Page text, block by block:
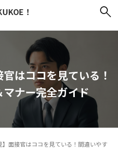
！
はココを見ている！
ナー完全ガイド
】面接官はココを見ている！間違いやす